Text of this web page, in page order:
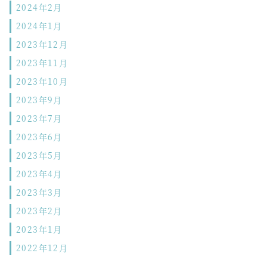
2024年2月
2024年1月
2023年12月
2023年11月
2023年10月
2023年9月
2023年7月
2023年6月
2023年5月
2023年4月
2023年3月
2023年2月
2023年1月
2022年12月